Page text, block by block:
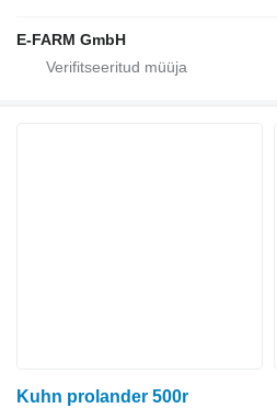
E-FARM GmbH
Kuhn prolander 500r